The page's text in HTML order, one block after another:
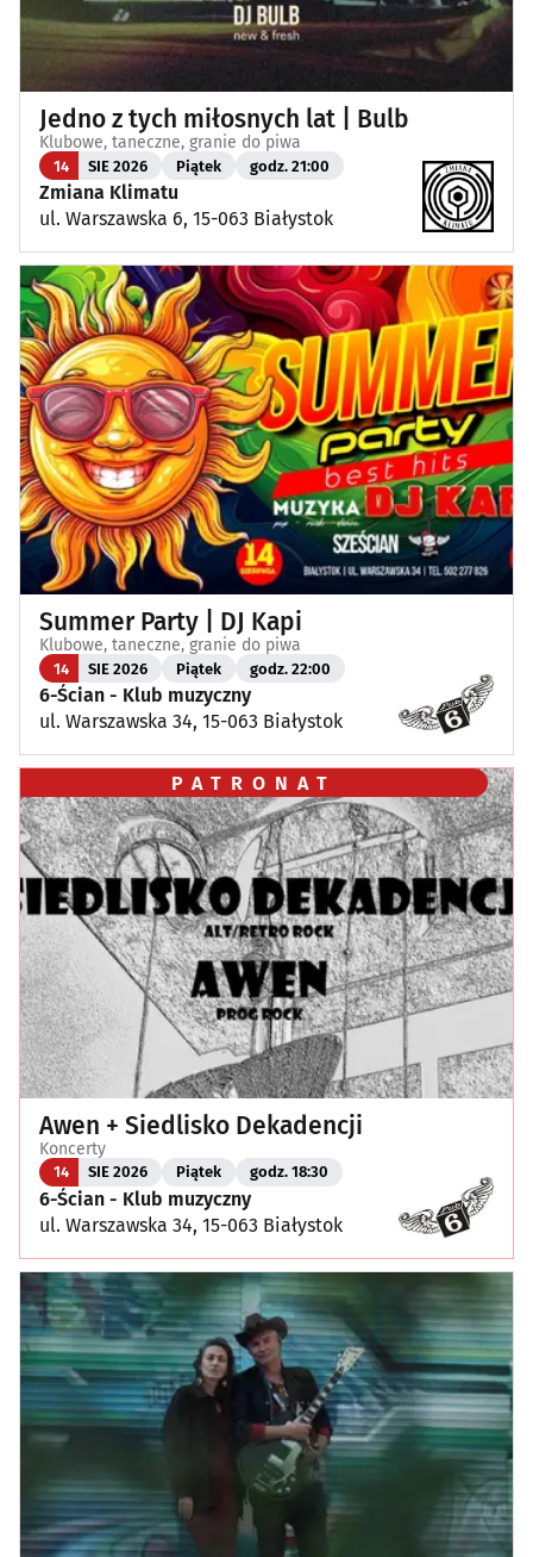
Jedno z tych miłosnych lat | Bulb
Klubowe, taneczne, granie do piwa
14 SIE 2026 Piątek godz. 21:00
Zmiana Klimatu
ul. Warszawska 6, 15-063 Białystok
Summer Party | DJ Kapi
Klubowe, taneczne, granie do piwa
14 SIE 2026 Piątek godz. 22:00
6-Ścian - Klub muzyczny
ul. Warszawska 34, 15-063 Białystok
PATRONAT
Awen + Siedlisko Dekadencji
Koncerty
14 SIE 2026 Piątek godz. 18:30
6-Ścian - Klub muzyczny
ul. Warszawska 34, 15-063 Białystok